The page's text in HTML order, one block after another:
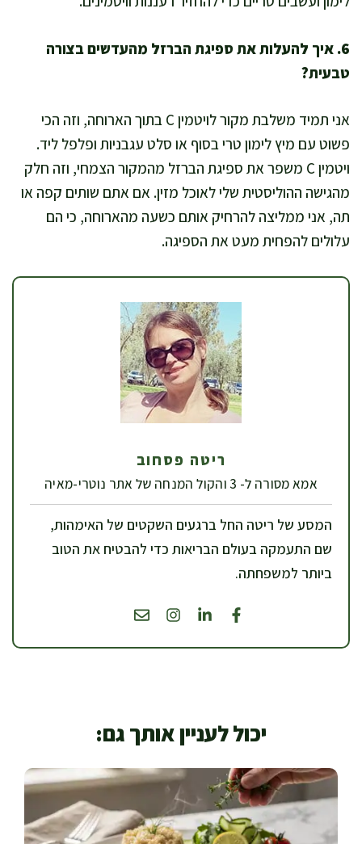
6. איך להעלות את ספיגת הברזל מהעדשים בצורה
טבעית?
אני תמיד משלבת מקור לויטמין C בתוך הארוחה, וזה הכי
פשוט עם מיץ לימון טרי בסוף או סלט עגבניות ופלפל ליד.
ויטמין C משפר את ספיגת הברזל מהמקור הצמחי, וזה חלק
מהגישה ההוליסטית שלי לאוכל מזין. אם אתם שותים קפה או
תה, אני ממליצה להרחיק אותם כשעה מהארוחה, כי הם
עלולים להפחית מעט את הספיגה.
ריטה פסחוב
אמא מסורה ל- 3 והקול המנחה של אתר נוטרי-מאיה
המסע של ריטה החל ברגעים השקטים של האימהות,
שם התעמקה בעולם הבריאות כדי להבטיח את הטוב
ביותר למשפחתה.
יכול לעניין אותך גם: